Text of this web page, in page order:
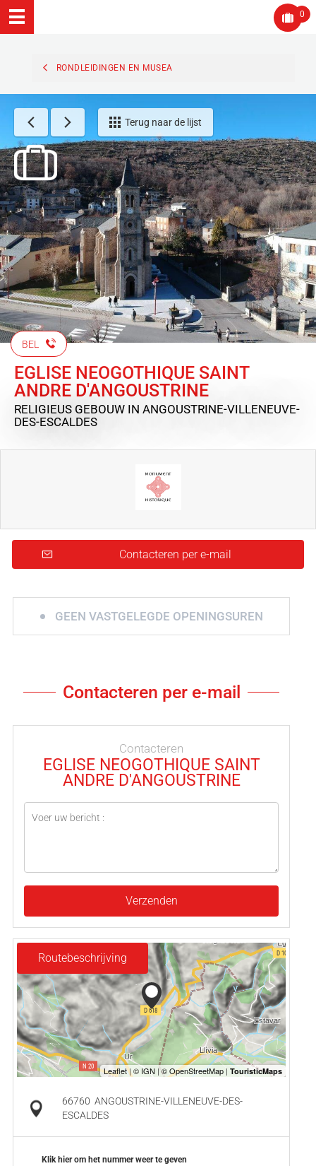
0
RONDLEIDINGEN EN MUSEA
Terug naar de lijst
BEL
EGLISE NEOGOTHIQUE SAINT
ANDRE D'ANGOUSTRINE
RELIGIEUS GEBOUW IN ANGOUSTRINE-VILLENEUVE-
DES-ESCALDES
Contacteren per e-mail
GEEN VASTGELEGDE OPENINGSUREN
Contacteren per e-mail
Contacteren
EGLISE NEOGOTHIQUE SAINT
ANDRE D'ANGOUSTRINE
Verzenden
Routebeschrijving
66760 ANGOUSTRINE-VILLENEUVE-DES-
ESCALDES
Klik hier om het nummer weer te geven